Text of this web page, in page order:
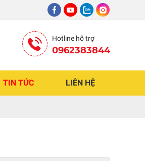
Hotline hỗ trợ
0962383844
TIN TỨC LIÊN HỆ